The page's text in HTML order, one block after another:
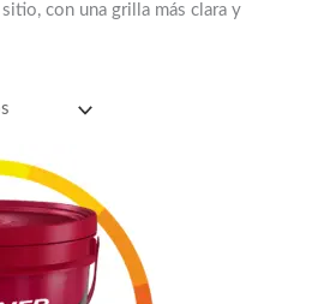
con una grilla más clara y